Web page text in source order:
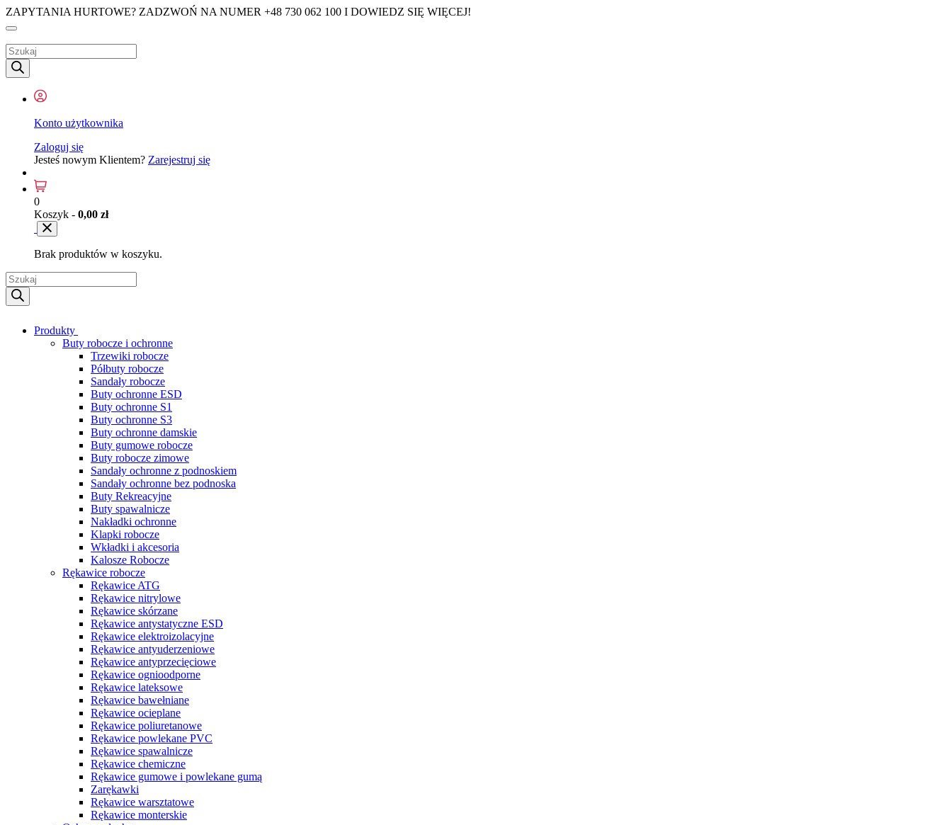
ZAPYTANIA HURTOWE? ZADZWOŃ NA NUMER +48 730 062 100 I DOWIEDZ SIĘ WIĘCEJ!
Wyszukiwarka
produktów
Konto użytkownika
Zaloguj się
Jesteś nowym Klientem? Zarejestruj się
0
Koszyk - 0,00 zł
Brak produktów w koszyku.
Wyszukiwarka
produktów
Produkty
Buty robocze i ochronne
Trzewiki robocze
Półbuty robocze
Sandały robocze
Buty ochronne ESD
Buty ochronne S1
Buty ochronne S3
Buty ochronne damskie
Buty gumowe robocze
Buty robocze zimowe
Sandały ochronne z podnoskiem
Sandały ochronne bez podnoska
Buty Rekreacyjne
Buty spawalnicze
Nakładki ochronne
Klapki robocze
Wkładki i akcesoria
Kalosze Robocze
Rękawice robocze
Rękawice ATG
Rękawice nitrylowe
Rękawice skórzane
Rękawice antystatyczne ESD
Rękawice elektroizolacyjne
Rękawice antyuderzeniowe
Rękawice antyprzecięciowe
Rękawice ognioodporne
Rękawice lateksowe
Rękawice bawełniane
Rękawice ocieplane
Rękawice poliuretanowe
Rękawice powlekane PVC
Rękawice spawalnicze
Rękawice chemiczne
Rękawice gumowe i powlekane gumą
Zarękawki
Rękawice warsztatowe
Rękawice monterskie